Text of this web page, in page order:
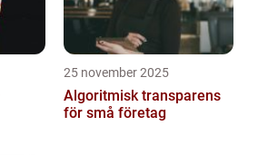
25 november 2025
Algoritmisk transparens
för små företag